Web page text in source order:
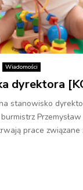
Wiadomości
dyrektora
stanowisko
Przemysław
prace związane